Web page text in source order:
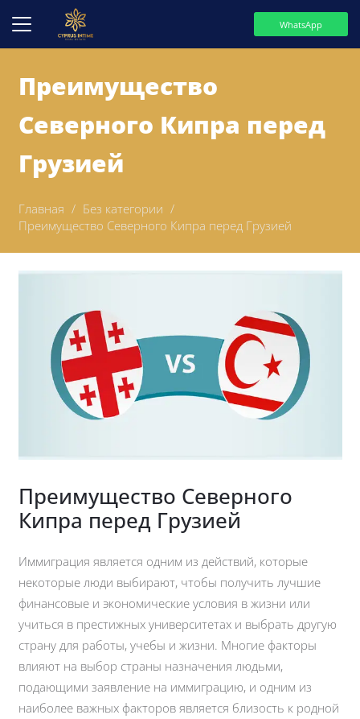
WhatsApp
Преимущество
Северного Кипра перед
Грузией
Главная / Без категории /
Преимущество Северного Кипра перед Грузией
Преимущество Северного
Кипра перед Грузией
Иммиграция является одним из действий, которые
некоторые люди выбирают, чтобы получить лучшие
финансовые и экономические условия в жизни или
учиться в престижных университетах и ​​выбрать другую
страну для работы, учебы и жизни. Многие факторы
влияют на выбор страны назначения людьми,
подающими заявление на иммиграцию, и одним из
наиболее важных факторов является близость к родной